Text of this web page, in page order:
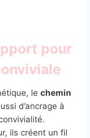
pour
le chemin
d’ancrage à
ils créent un fil